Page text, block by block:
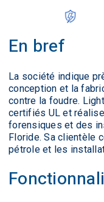
En bref
La société indique
conception et la
contre la foudre.
certifiés UL et
forensiques et des
Floride. Sa clientèle
pétrole et les